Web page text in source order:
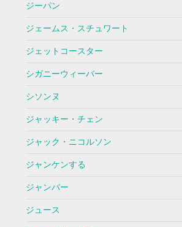
ジーパン
ジェームス・スチュワート
ジェットコースター
シガニーウィーバー
シソンヌ
ジャッキー・チェン
ジャック・ニコルソン
ジャンケンする
ジャンバー
ジュース